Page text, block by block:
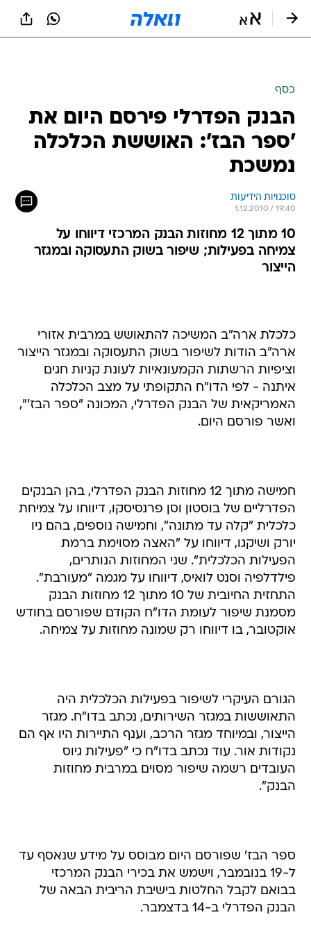
כסף
הבנק הפדרלי פירסם היום את
'ספר הבז': האוששת הכלכלה
נמשכת
סוכנויות הידיעות
1.12.2010 / 19:40
10 מתוך 12 מחוזות הבנק המרכזי דיווחו על
צמיחה בפעילות; שיפור בשוק התעסוקה ובמגזר
הייצור
כלכלת ארה"ב המשיכה להתאושש במרבית אזורי
ארה"ב הודות לשיפור בשוק התעסוקה ובמגזר הייצור
וציפיות הרשתות הקמעונאיות לעונת קניות חגים
איתנה - לפי הדו"ח התקופתי על מצב הכלכלה
האמריקאית של הבנק הפדרלי, המכונה "ספר הבז'",
ואשר פורסם היום.
חמישה מתוך 12 מחוזות הבנק הפדרלי, בהן הבנקים
הפדרליים של בוסטון וסן פרנסיסקו, דיווחו על צמיחת
כלכלית "קלה עד מתונה", וחמישה נוספים, בהם ניו
יורק ושיקגו, דיווחו על "האצה מסוימת ברמת
הפעילות הכלכלית". שני המחוזות הנותרים,
פילדלפיה וסנט לואיס, דיווחו על מגמה "מעורבת".
התחזית החיובית של 10 מתוך 12 מחוזות הבנק
מסמנת שיפור לעומת הדו"ח הקודם שפורסם בחודש
אוקטובר, בו דיווחו רק שמונה מחוזות על צמיחה.
הגורם העיקרי לשיפור בפעילות הכלכלית היה
התאוששות במגזר השירותים, נכתב בדו"ח. מגזר
הייצור, ובמיוחד מגזר הרכב, וענף התיירות היו אף הם
נקודות אור. עוד נכתב בדו"ח כי "פעילות גיוס
העובדים רשמה שיפור מסוים במרבית מחוזות
הבנק".
ספר הבז' שפורסם היום מבוסס על מידע שנאסף עד
ל-19 בנובמבר, וישמש את בכירי הבנק המרכזי
בבואם לקבל החלטות בישיבת הריבית הבאה של
הבנק הפדרלי ב-14 בדצמבר.